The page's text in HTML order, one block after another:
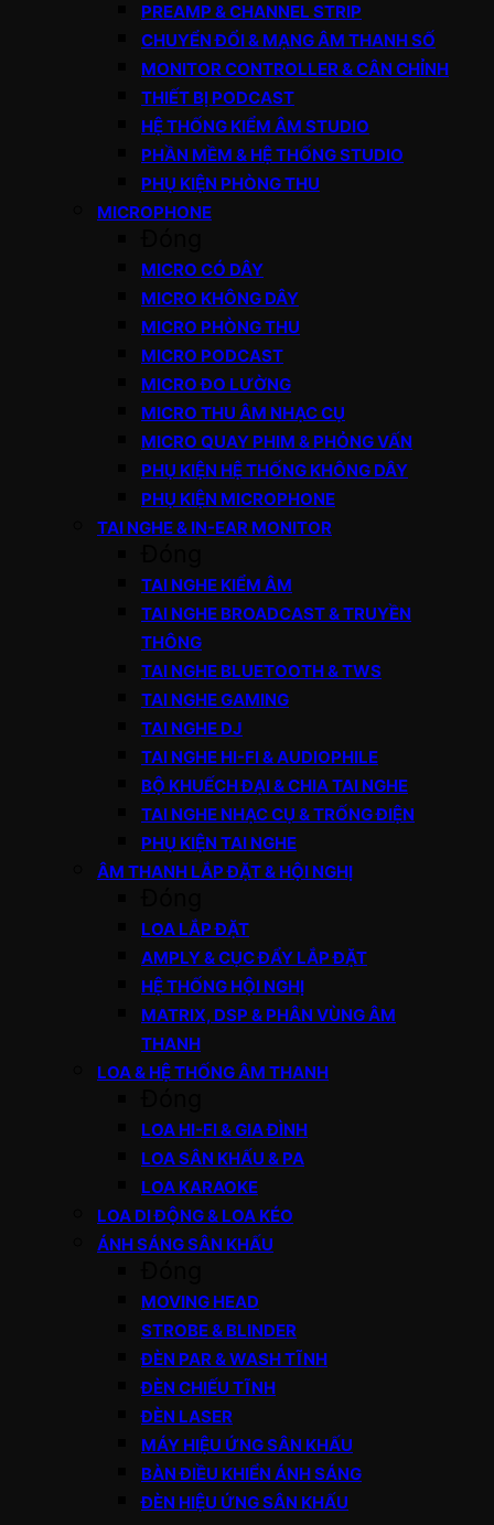
PREAMP & CHANNEL STRIP
CHUYỂN ĐỔI & MẠNG ÂM THANH SỐ
MONITOR CONTROLLER & CÂN CHỈNH
THIẾT BỊ PODCAST
HỆ THỐNG KIỂM ÂM STUDIO
PHẦN MỀM & HỆ THỐNG STUDIO
PHỤ KIỆN PHÒNG THU
MICROPHONE
MICRO CÓ DÂY
MICRO KHÔNG DÂY
MICRO PHÒNG THU
MICRO PODCAST
MICRO ĐO LƯỜNG
MICRO THU ÂM NHẠC CỤ
MICRO QUAY PHIM & PHỎNG VẤN
PHỤ KIỆN HỆ THỐNG KHÔNG DÂY
PHỤ KIỆN MICROPHONE
TAI NGHE & IN-EAR MONITOR
TAI NGHE KIỂM ÂM
TAI NGHE BROADCAST & TRUYỀN
THÔNG
TAI NGHE BLUETOOTH & TWS
TAI NGHE GAMING
TAI NGHE DJ
TAI NGHE HI-FI & AUDIOPHILE
BỘ KHUẾCH ĐẠI & CHIA TAI NGHE
TAI NGHE NHẠC CỤ & TRỐNG ĐIỆN
PHỤ KIỆN TAI NGHE
ÂM THANH LẮP ĐẶT & HỘI NGHỊ
LOA LẮP ĐẶT
AMPLY & CỤC ĐẨY LẮP ĐẶT
HỆ THỐNG HỘI NGHỊ
MATRIX, DSP & PHÂN VÙNG ÂM
THANH
LOA & HỆ THỐNG ÂM THANH
LOA HI-FI & GIA ĐÌNH
LOA SÂN KHẤU & PA
LOA KARAOKE
LOA DI ĐỘNG & LOA KÉO
ÁNH SÁNG SÂN KHẤU
MOVING HEAD
STROBE & BLINDER
ĐÈN PAR & WASH TĨNH
ĐÈN CHIẾU TĨNH
ĐÈN LASER
MÁY HIỆU ỨNG SÂN KHẤU
BÀN ĐIỀU KHIỂN ÁNH SÁNG
ĐÈN HIỆU ỨNG SÂN KHẤU